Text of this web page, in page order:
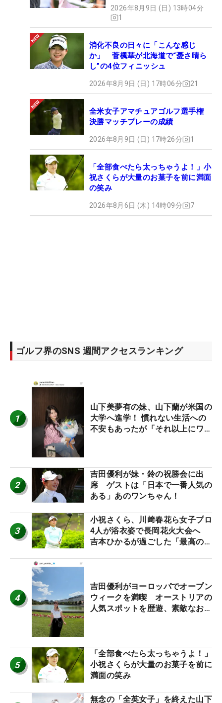
2026年8月9日 (日) 13時04分
1
消化不良の日々に「こんな感じ
か」 菅楓華が北海道で“憂さ晴ら
し”の4位フィニッシュ
2026年8月9日 (日) 17時06分 21
全米女子アマチュアゴルフ選手権
決勝マッチプレーの成績
2026年8月9日 (日) 17時26分 1
「全部食べたら太っちゃうよ！」小
祝さくらが大量のお菓子を前に満面
の笑み
2026年8月6日 (木) 14時09分 7
ゴルフ界のSNS 週間アクセスランキング
1
山下美夢有の妹、山下蘭が米国の
大学へ進学！ 慣れない生活への
不安もあったが「それ以上にワク
2
吉田優利が妹・鈴の祝勝会に出
席 ゲストは「日本で一番人気の
ある」あのワンちゃん！
3
小祝さくら、川﨑春花ら女子プロ
4人が浴衣姿で長岡花火大会へ
吉本ひかるが過ごした「最高の夏
4
吉田優利がヨーロッパでオープン
ウィークを満喫 オーストリアの
人気スポットを歴遊、素敵なお土
5
「全部食べたら太っちゃうよ！」
小祝さくらが大量のお菓子を前に
満面の笑み
無念の「全英女子」を終えた山下